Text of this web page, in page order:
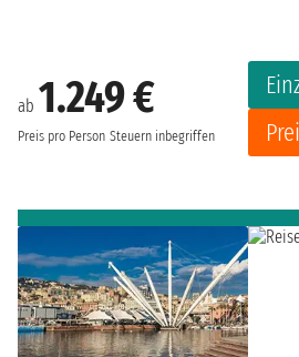
ab 1.249 €
Preis pro Person Steuern inbegriffen